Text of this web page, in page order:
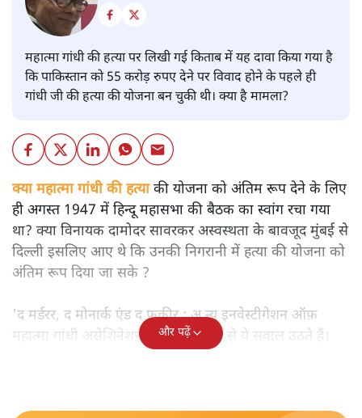
महात्मा गांधी की हत्या पर लिखी गई किताब में यह दावा किया गया है
कि पाकिस्तान को 55 करोड़ रुपए देने पर विवाद होने के पहले ही
गांधी जी की हत्या की योजना बन चुकी थी। क्या है मामला?
क्या महात्मा गांधी की हत्याकी योजना को अंतिम रूप देने के लिए
ही अगस्त 1947 में हिन्दू महासभा की बैठक का स्वांग रचा गया
था? क्या विनायक दामोदर सावरकर अस्वस्थता के बावजूद मुंबई से
दिल्ली इसलिए आए थे कि उनकी निगरानी में हत्या की योजना को
अंतिम रूप दिया जा सके ?
'द मर्डरर, द मोनार्क एंड द फ़कीर : अ न्यू इनवेस्टीगेशन ऑफ़
महात्मा गांधी असेशिनेशन' नामक किताब से ये सवाल उठते हैं।
और पढ़ें